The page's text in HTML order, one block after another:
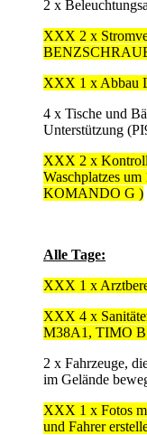
2 x
XXX 2 x
XXX 1 x Abbau
4 x Tische und
Unterstützung
XXX 2 x
Waschplatzes
KOMANDO G )
Alle Tage:
XXX 1 x
XXX 4 x
M38A1, TIMO
2 x Fahrzeuge,
im Gelände
XXX 1 x Fotos
und Fahrer